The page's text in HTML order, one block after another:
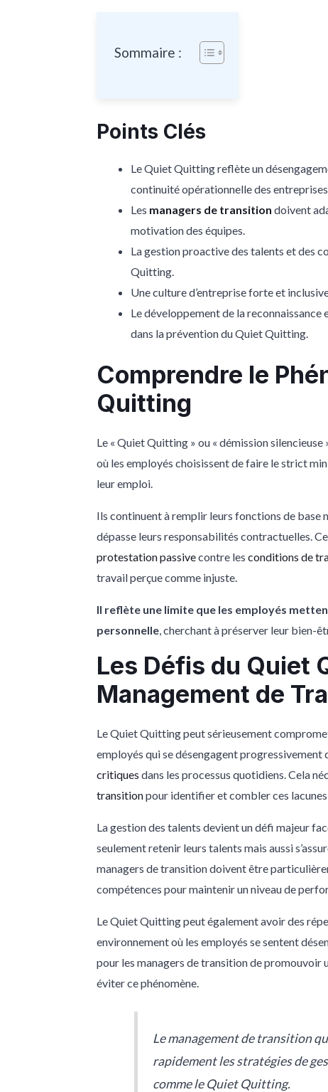
Sommaire :
Points Clés
Le Quiet Quitting reflète un
continuité opérationnelle des
Les managers de transition doivent
motivation des équipes.
La gestion proactive des talents et des
Quitting.
Une culture d’entreprise forte et
Le développement de la
dans la prévention du Quiet Quitting.
Comprendre le
Quitting
Le « Quiet Quitting » ou « démission
où les employés choisissent de faire le strict
leur emploi.
Ils continuent à remplir leurs fonctions de base
dépasse leurs responsabilités contractuelles.
protestation passivecontre les conditions de
travail perçue comme injuste.
Il reflète une limite que les employés
personnelle, cherchant à préserver leur bien-
Les Défis du Quiet
Management de
Le Quiet Quitting peut sérieusement
employés qui se désengagent
critiques dans les processus quotidiens. Cela
transitionpour identifier et combler ces
La gestion des talents devient un défi majeur
seulement retenir leurs talents mais aussi
managers de transition doivent être
compétences pour maintenir un niveau de
Le Quiet Quitting peut également avoir des
environnement où les employés se sentent
pour les managers de transition de promouvoir
éviter ce phénomène.
Le management de transition
rapidement les stratégies de
comme le Quiet Quitting.